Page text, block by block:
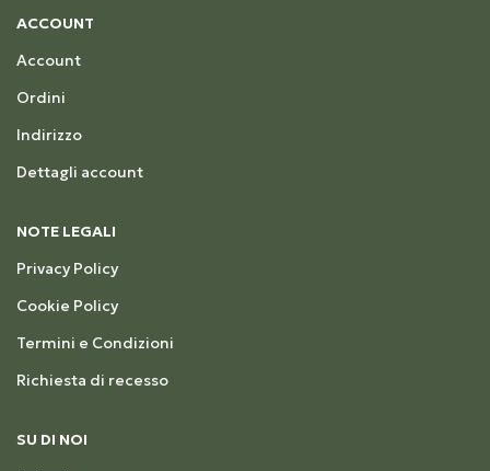
ACCOUNT
Account
Ordini
Indirizzo
Dettagli account
NOTE LEGALI
Privacy Policy
Cookie Policy
Termini e Condizioni
Richiesta di recesso
SU DI NOI